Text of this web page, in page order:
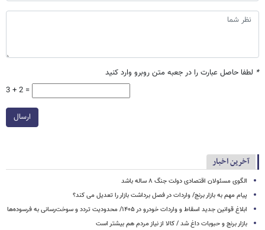
* لطفا حاصل عبارت را در جعبه متن روبرو وارد کنید
3 + 2 =
ارسال
آخرین اخبار
الگوی مسئولان اقتصادی دولت جنگ ۸ ساله باشد
پیام مهم به بازار برنج/ واردات در فصل برداشت بازار را تعدیل می کند؟
ابلاغ قوانین جدید اسقاط و واردات خودرو در ۱۴۰۵/ محدودیت تردد و سوخت‌رسانی به فرسوده‌ها
بازار برنج و حبوبات داغ شد / کالا از نیاز مردم هم بیشتر است